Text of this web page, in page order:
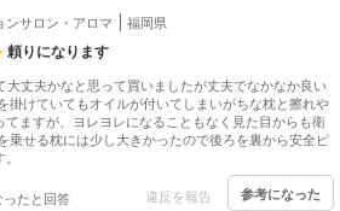
ンサロン・アロマ 福岡県
頼りになります
大丈夫かなと思って買いましたが丈夫でなかなか良い
掛けていてもオイルが付いてしまいがちな枕と擦れや
てますが、ヨレヨレになることもなく見た目からも衛
乗せる枕には少し大きかったので後ろを裏から安全ピ
ったと回答 違反を報告 参考になった